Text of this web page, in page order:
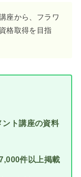
座から、フラワ
格取得を目指
ント講座の資料
件以上掲載